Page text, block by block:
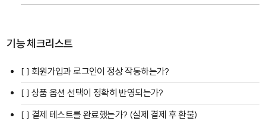
기능 체크리스트
[ ] 회원가입과 로그인이 정상 작동하는가?
[ ] 상품 옵션 선택이 정확히 반영되는가?
[ ] 결제 테스트를 완료했는가? (실제 결제 후 환불)